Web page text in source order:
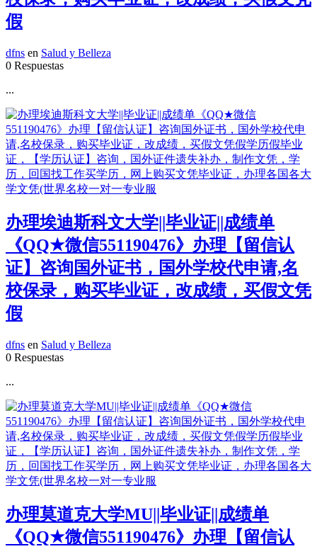
假
dfns en Salud y Belleza
0 Respuestas
...
办理埃迪斯科文大学||毕业证||成绩单
《QQ★微信551190476》办理【留信认
证】咨询国外证书，国外学校代申请,名
校保录，购买毕业证，改成绩，买假文凭
假
dfns en Salud y Belleza
0 Respuestas
...
办理莫道克大学MU||毕业证||成绩单
《QQ★微信551190476》办理【留信认